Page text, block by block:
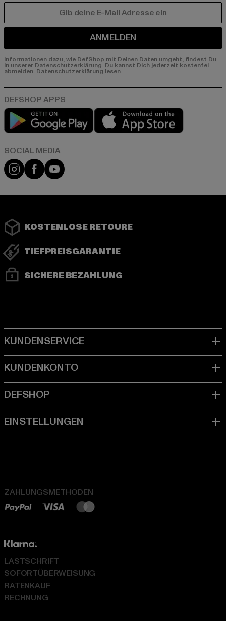
ANMELDEN
Informationen dazu, wie DefShop mit Deinen Daten umgeht, findest Du
in unserer Datenschutzerklärung. Du kannst Dich jederzeit kostenfei
abmelden. Datenschutzerklärung lesen.
Play market
Instagram
FacebookYouTube
KOSTENLOSE RETOURE
TIEFPREISGARANTIE
SICHERE BEZAHLUNG
ZAHLUNGSMETHODEN
LASTSCHRIFT
SOFORTÜBERWEISUNG
RATENKAUF
RECHNUNG